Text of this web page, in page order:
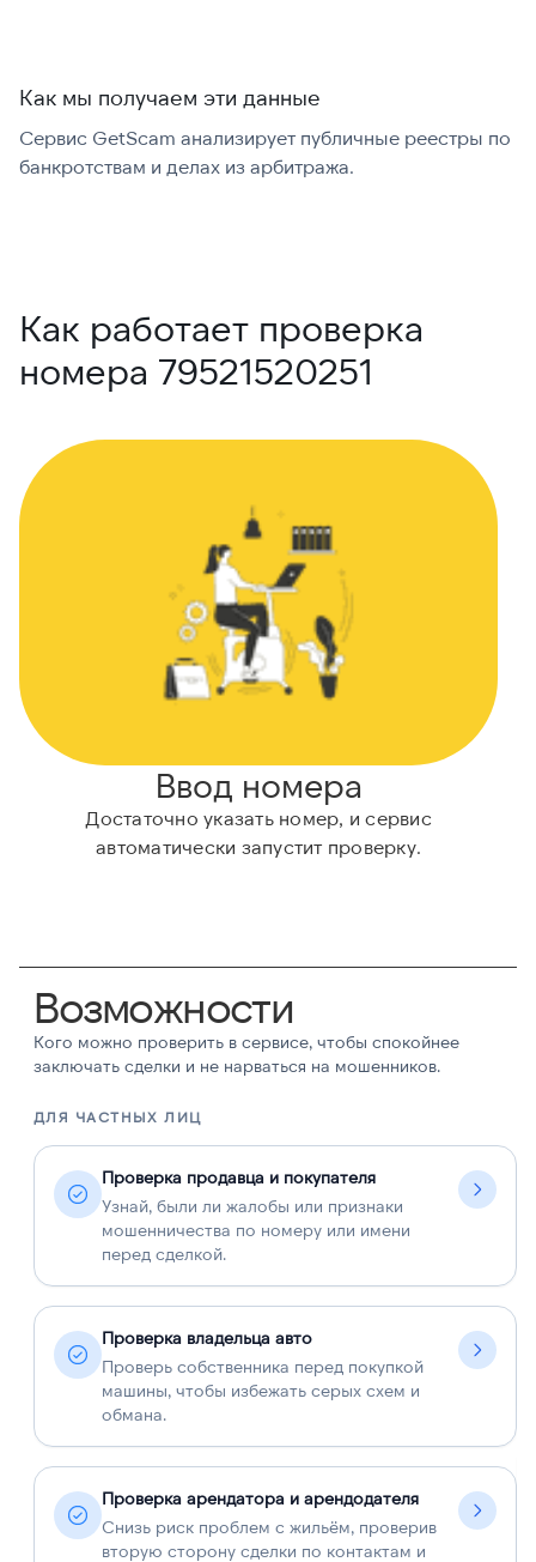
Как мы получаем эти данные
Сервис GetScam анализирует публичные реестры по
банкротствам и делах из арбитража.
Как работает проверка
номера 79521520251
Ввод номера
Достаточно указать номер, и сервис
автоматически запустит проверку.
Возможности
Кого можно проверить в сервисе, чтобы спокойнее
заключать сделки и не нарваться на мошенников.
ДЛЯ ЧАСТНЫХ ЛИЦ
Проверка продавца и покупателя
Узнай, были ли жалобы или признаки
мошенничества по номеру или имени
перед сделкой.
Проверка владельца авто
Проверь собственника перед покупкой
машины, чтобы избежать серых схем и
обмана.
Проверка арендатора и арендодателя
Снизь риск проблем с жильём, проверив
вторую сторону сделки по контактам и